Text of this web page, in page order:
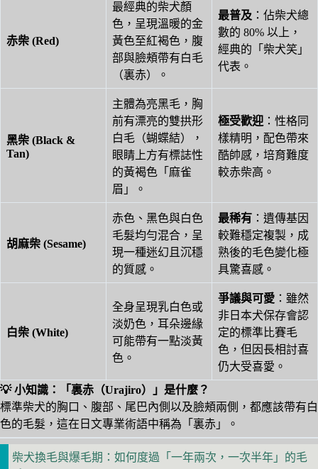
赤柴 (Red)
最經典的柴犬顏
色，呈現溫暖的金
黃色至紅褐色，腹
部與臉頰帶有白毛
（裏赤）。
最普及 ：佔柴犬總
數的 80% 以上，
經典的「柴犬笑」
代表。
黑柴 (Black &
Tan)
主體為亮黑毛，胸
前有漂亮的雙拱形
白毛（蝴蝶結），
眼睛上方有標誌性
的黃褐色「麻雀
眉」。
極受歡迎 ：性格同
樣精明，配色帶來
酷帥感，培育難度
較赤柴高。
胡麻柴 (Sesame)
赤色、黑色與白色
毛髮均勻混合，呈
現一種迷幻且沉穩
的質感。
最稀有 ：遺傳基因
較難穩定複製，成
熟後的毛色變化極
具驚喜感。
白柴 (White)
全身呈現乳白色或
淡奶色，耳朵邊緣
可能帶有一點淡黃
色。
爭議與可愛 ：雖然
非日本犬保存會認
定的標準比賽毛
色，但因長相討喜
仍大受喜愛。
💡 小知識：「裏赤（Urajiro）」是什麼？
標準柴犬的胸口、腹部、尾巴內側以及臉頰兩側，都應該帶有白
色的毛髮，這在日文專業術語中稱為「裏赤」。
柴犬換毛與爆毛期：如何度過「一年兩次，一次半年」的毛